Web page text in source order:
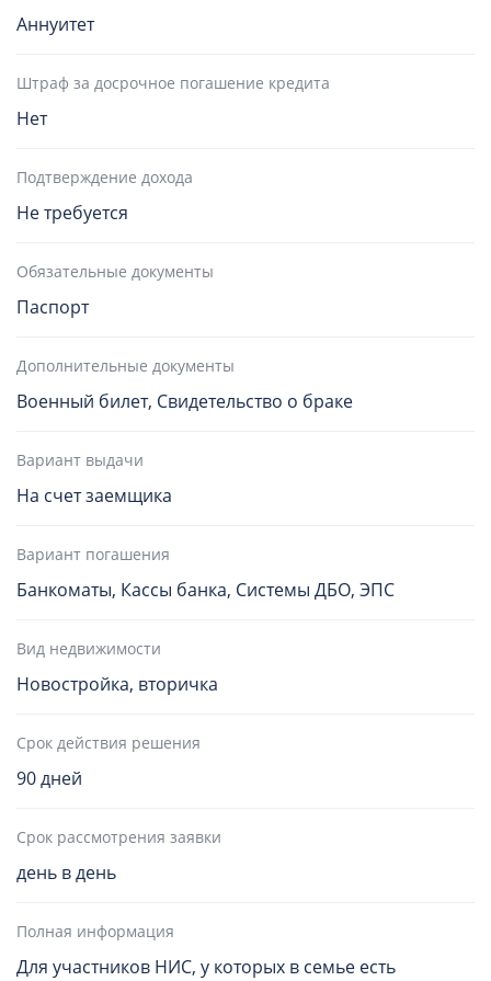
Аннуитет
Штраф за досрочное погашение кредита
Нет
Подтверждение дохода
Не требуется
Обязательные документы
Паспорт
Дополнительные документы
Военный билет, Свидетельство о браке
Вариант выдачи
На счет заемщика
Вариант погашения
Банкоматы, Кассы банка, Системы ДБО, ЭПС
Вид недвижимости
Новостройка, вторичка
Срок действия решения
90 дней
Срок рассмотрения заявки
день в день
Полная информация
Для участников НИС, у которых в семье есть